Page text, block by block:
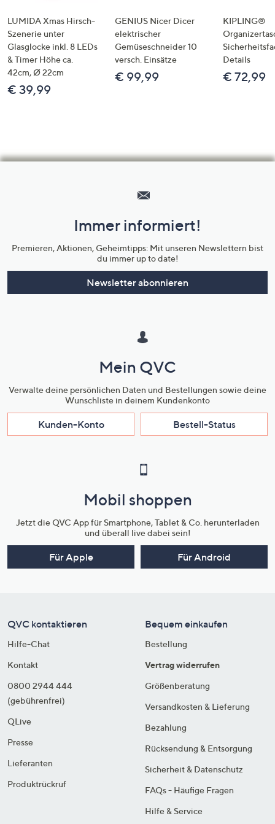
LUMIDA Xmas Hirsch-
Szenerie unter
Glasglocke inkl. 8 LEDs
& Timer Höhe ca.
42cm, Ø 22cm
€ 39,99
GENIUS Nicer Dicer
elektrischer
Gemüseschneider 10
versch. Einsätze
€ 99,99
KIPLING®
Details
€ 72,99
Unternehmensinformationen
Immer informiert!
Premieren, Aktionen, Geheimtipps: Mit unseren Newslettern bist
du immer up to date!
Newsletter abonnieren
Mein QVC
Verwalte deine persönlichen Daten und Bestellungen sowie deine
Wunschliste in deinem Kundenkonto
Kunden-Konto Bestell-Status
Mobil shoppen
Jetzt die QVC App für Smartphone, Tablet & Co. herunterladen
und überall live dabei sein!
Für Apple Für Android
QVC kontaktieren
Hilfe-Chat
Kontakt
0800 2944 444
(gebührenfrei)
QLive
Presse
Lieferanten
Produktrückruf
Bequem einkaufen
Bestellung
Vertrag widerrufen
Größenberatung
Versandkosten & Lieferung
Bezahlung
Rücksendung & Entsorgung
Sicherheit & Datenschutz
FAQs - Häufige Fragen
Hilfe & Service